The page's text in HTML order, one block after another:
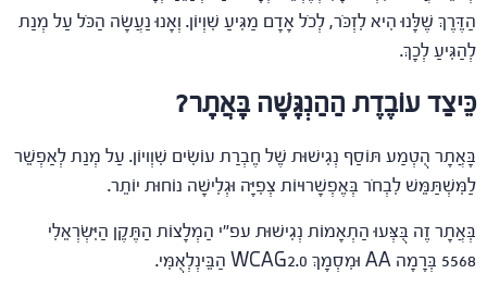
הַדֶּרֶךְ שֶׁלָּנוּ הִיא לִזְכֹּר, לְכֹל אָדָם מַגִּיעַ שִׁוְיוֹן. וְאָנוּ נַעֲשָׂה הַכֹּל עַל מְנַת
לְהַגִּיעַ לְכָךְ.
כֵּיצַד עוֹבֶדֶת הַהַנְגָּשָׁה בָּאֲתָר?
בָּאֲתָר הֻטְמַע תּוֹסַף נְגִישׁוּת שֶׁל חֶבְרַת עוֹשִׂים שִׁוְויוֹן. עַל מְנַת לְאַפְשֵׁר
לַמִּשְׁתַּמֵּשׁ לִבְחֹר בְּאֶפְשָׁרוּיוֹת צְפִיָּה וּגְלִישָׁה נוֹחוּת יוֹתֵר.
בְּאֲתָר זֶה בֻּצְּעוּ הַתְאָמוֹת נְגִישׁוּת עפ"י הַמְלָצוֹת הַתֶּקֶן הַיִּשְׂרְאֵלִי
5568 בְּרָמָה AA וּמִסְמָךְ WCAG2.0 הַבֵּינְלְאֻמִּי.